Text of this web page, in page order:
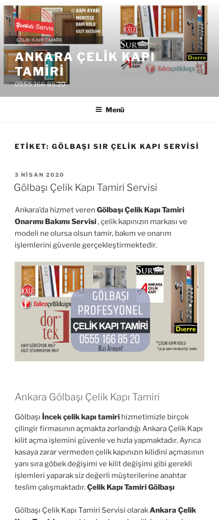
İçeriğe
geç
ANKARA ÇELIK KAPI
TAMIRI
0555 166 85 20
Menü
ETIKET: GÖLBAŞI SIR ÇELIK KAPI SERVISI
YAYIM
TARIHI
3 NISAN 2020
Gölbaşı Çelik Kapı Tamiri Servisi
Ankara’da hizmet veren Gölbaşı Çelik Kapı Tamiri
Onarımı Bakımı Servisi, çelik kapınızın markası ve
modeli ne olursa olsun tamir, bakım ve onarım
işlemlerini güvenle gerçekleştirmektedir.
Ankara Gölbaşı Çelik Kapı Tamiri
Gölbaşı İncek çelik kapı tamiri hizmetimizle birçok
çilingir firmasının açmakta zorlandığı Ankara Çelik Kapı
kilit açma işlemini güvenle ve hızla yapmaktadır. Ayrıca
kasaya zarar vermeden çelik kapınızın kilidini açmasının
yanı sıra göbek değişimi ve kilit değişimi gibi gerekli
işlemleri yaparak siz değerli müşterilerine anahtar
teslim çalışmaktadır.Çelik Kapı Tamiri Gölbaşı
Gölbaşı Çelik Kapı Tamiri Servisi olarakAnkara Çelik